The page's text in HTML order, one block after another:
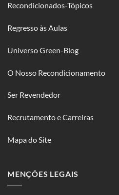
Recondicionados-Tópicos
Regresso às Aulas
Universo Green-Blog
O Nosso Recondicionamento
Ser Revendedor
Recrutamento e Carreiras
Mapa do Site
MENÇÕES LEGAIS